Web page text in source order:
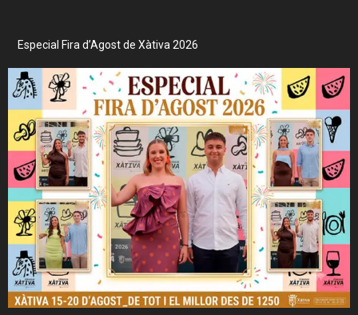
Especial Fira d’Agost de Xàtiva 2026